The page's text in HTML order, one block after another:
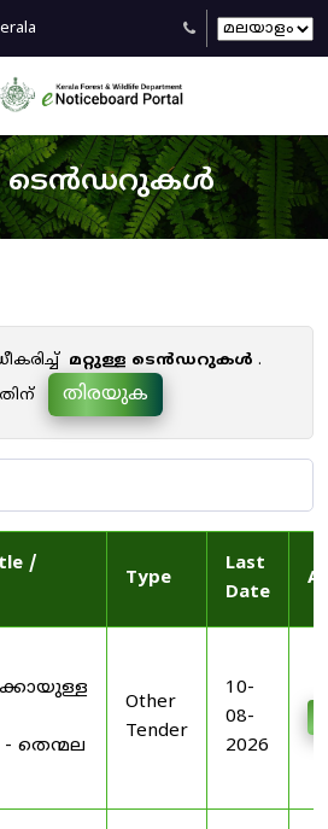
ടെൻഡറുകൾ
മറ്റുള്ള ടെൻഡറുകൾ .
തിരയുക
/
Type
Last
Date
തെന്മല
Other
Tender
10-
08-
2026